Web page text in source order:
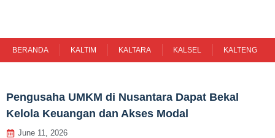
content
BERANDA KALTIM KALTARA KALSEL KALTENG
Pengusaha UMKM di Nusantara Dapat Bekal
Kelola Keuangan dan Akses Modal
June 11, 2026